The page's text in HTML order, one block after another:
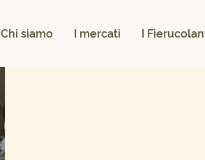
Chi siamo I mercati I